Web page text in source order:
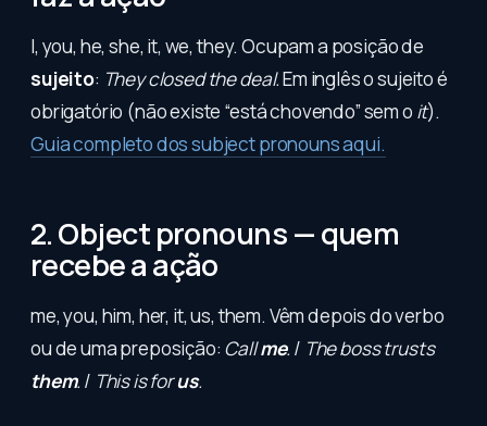
I, you, he, she, it, we, they. Ocupam a posição de
sujeito: They closed the deal.Em inglês o sujeito é
obrigatório (não existe “está chovendo” sem o it).
Guia completo dos subject pronouns aqui.
2. Object pronouns — quem
recebe a ação
me, you, him, her, it, us, them. Vêm depois do verbo
ou de uma preposição: Callme. / The boss trusts
them. / This is forus.